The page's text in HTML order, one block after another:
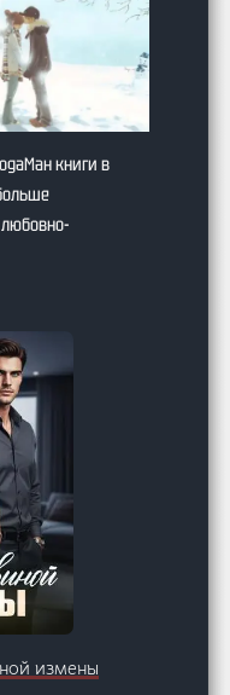
книги в
измены